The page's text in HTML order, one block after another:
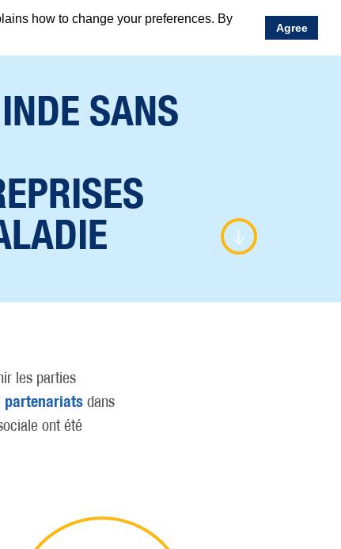
how to change your preferences. By
Agree
SANS
les parties
partenariats dans
ont été